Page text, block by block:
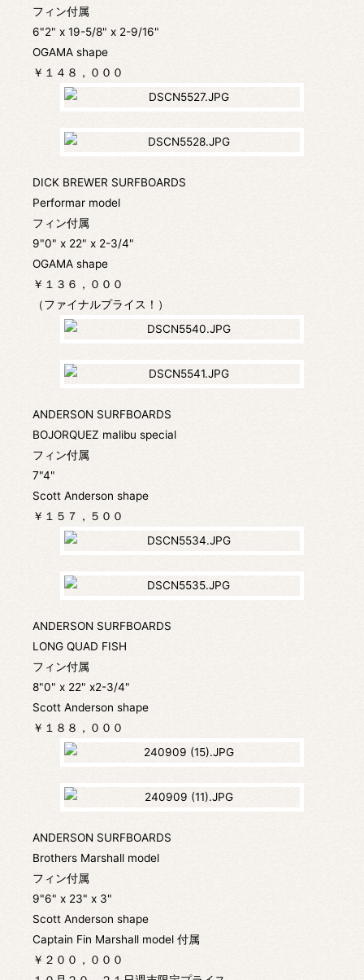
フィン付属
6"2" x 19-5/8" x 2-9/16"
OGAMA shape
￥１４８，０００
DICK BREWER SURFBOARDS
Performar model
フィン付属
9"0" x 22" x 2-3/4"
OGAMA shape
￥１３６，０００
（ファイナルプライス！）
ANDERSON SURFBOARDS
BOJORQUEZ malibu special
フィン付属
7"4"
Scott Anderson shape
￥１５７，５００
ANDERSON SURFBOARDS
LONG QUAD FISH
フィン付属
8"0" x 22" x2-3/4"
Scott Anderson shape
￥１８８，０００
ANDERSON SURFBOARDS
Brothers Marshall model
フィン付属
9"6" x 23" x 3"
Scott Anderson shape
Captain Fin Marshall model 付属
￥２００，０００